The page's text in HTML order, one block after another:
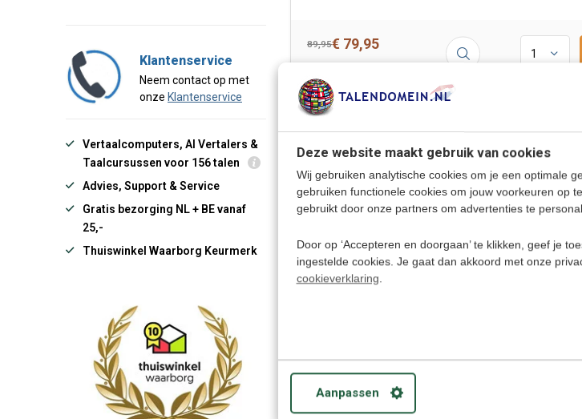
Deze website maakt gebruik van cookies
Wij gebruiken analytische cookies om je een optimale
gebruiken functionele cookies om jouw voorkeuren op
gebruikt door onze partners om advertenties te
Door op ‘Accepteren en doorgaan’ te klikken, geef je
ingestelde cookies. Je gaat dan akkoord met onze
cookieverklaring.
Aanpassen
89,95€ 79,95
Kroatisch leren -
taalcursus | Leer de
Kroatische taal
Eenvoudig Kroatisch leren
Tablet, iPhone, iPad en
Effectief, leuk en met
resultaat. Deze online cursus
gebruiken. Start vandaag
Kroatisch leren spreken!
DIRECT STARTEN
Klantenservice
Neem contact op met
onze Klantenservice
Vertaalcomputers, AI Vertalers &
Taalcursussen voor 156 talen
Advies, Support & Service
Gratis bezorging NL + BE vanaf
25,-
Thuiswinkel Waarborg Keurmerk